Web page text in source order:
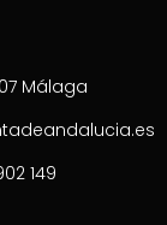
Málaga
149